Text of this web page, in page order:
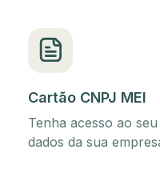
Cartão CNPJ MEI
Tenha acesso ao
dados da sua